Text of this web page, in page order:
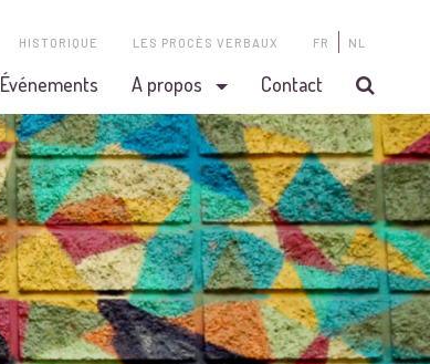
HISTORIQUE LES PROCÈS VERBAUX FR NL
Événements A propos Contact